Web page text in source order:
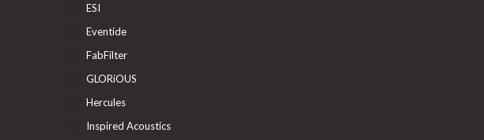
ESI
Eventide
FabFilter
GLORiOUS
Hercules
Inspired Acoustics